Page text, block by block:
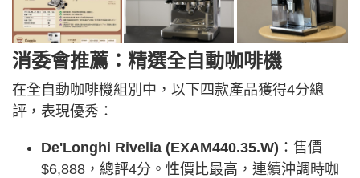
消委會推薦：精選全自動咖啡機
在全自動咖啡機組別中，以下四款產品獲得4分總
評，表現優秀：
De'Longhi Rivelia (EXAM440.35.W) ：售價
$6,888，總評4分。性價比最高，連續沖調時咖